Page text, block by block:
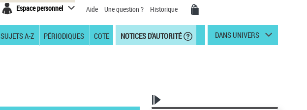
Espace personnel Aide Une question ? Historique
SUJETS A-Z PÉRIODIQUES COTE NOTICES D'AUTORITÉ DANS UNIVERS